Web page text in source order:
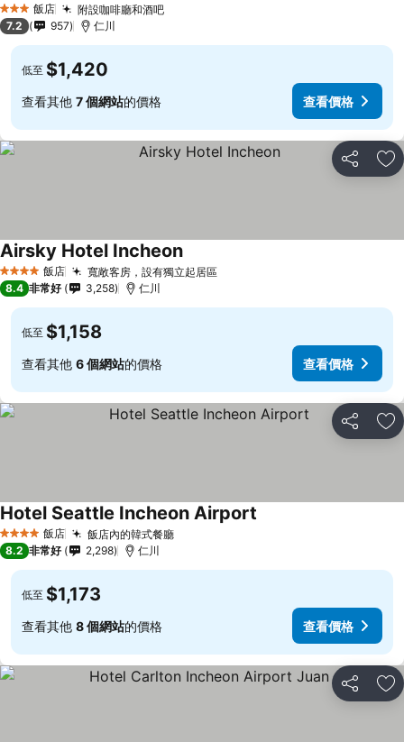
3 星級 飯店 附設咖啡廳和酒吧
7.2 957 仁川
低至 $1,420
查看其他 7 個網站的價格 查看價格
分享 加
4 星級 飯店 寬敞客房，設有獨立起居區
Airsky Hotel Incheon
8.4 非常好 3,258 仁川
低至 $1,158
查看其他 6 個網站的價格 查看價格
分享 加
4 星級 飯店 飯店內的韓式餐廳
Hotel Seattle Incheon Airport
8.2 非常好 2,298 仁川
低至 $1,173
查看其他 8 個網站的價格 查看價格
分享 加